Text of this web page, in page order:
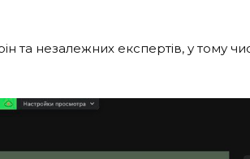
та незалежних експертів, у тому